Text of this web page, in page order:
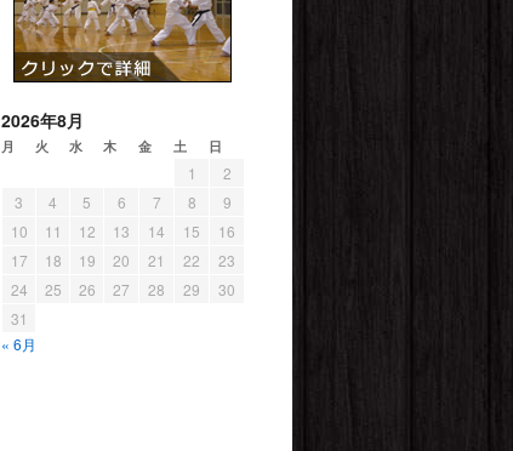
2026年8月
月 火 水 木 金 土 日
« 6月
1
2
3
4 5 6 7 8
9
10
11 12 13 14 15
16
17
18 19 20 21 22
23
24
25 26 27 28 29
30
31